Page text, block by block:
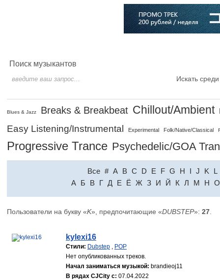
Поиск музыкантов
Искать
Blues & Jazz Breaks & Breakbeat Chillout/Ambient
Easy Listening/Instrumental Experimental Folk/Native/Classical
Progressive Trance Psychedelic/GOA
Все # A B C D E F G H I J K
L
A Б В Г Д Е Ё Ж З И Й К Л М Н О
Пользователи на букву «K», предпочитающие «DUBSTEP»: 27
kylexi16
Стили: Dubstep , POP
Нет опубликованных треков.
Начал заниматься музыкой: brandieoj11
В рядах CJCity с: 07.04.2022